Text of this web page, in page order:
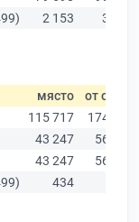
2 153 3 689
място
от общо
115 717
174 403
43 247
56 378
43 247
56 378
434